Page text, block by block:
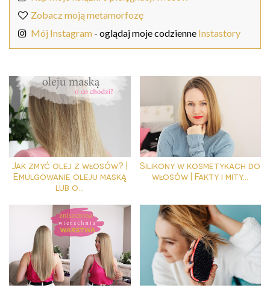
Zobacz moją metamorfozę
Mój Instagram - oglądaj moje codzienne Instastory
Jak zmyć olej z włosów? |
Emulgowanie oleju maską
lub o...
Silikony w kosmetykach do
włosów | Fakty i mity...